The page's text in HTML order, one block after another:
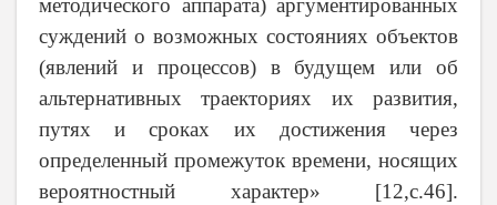
методического аппарата) аргументированных
суждений о возможных состояниях объектов
(явлений и процессов) в будущем или об
альтернативных траекториях их развития,
путях и сроках их достижения через
определенный промежуток времени, носящих
вероятностный характер» [12,c.46].